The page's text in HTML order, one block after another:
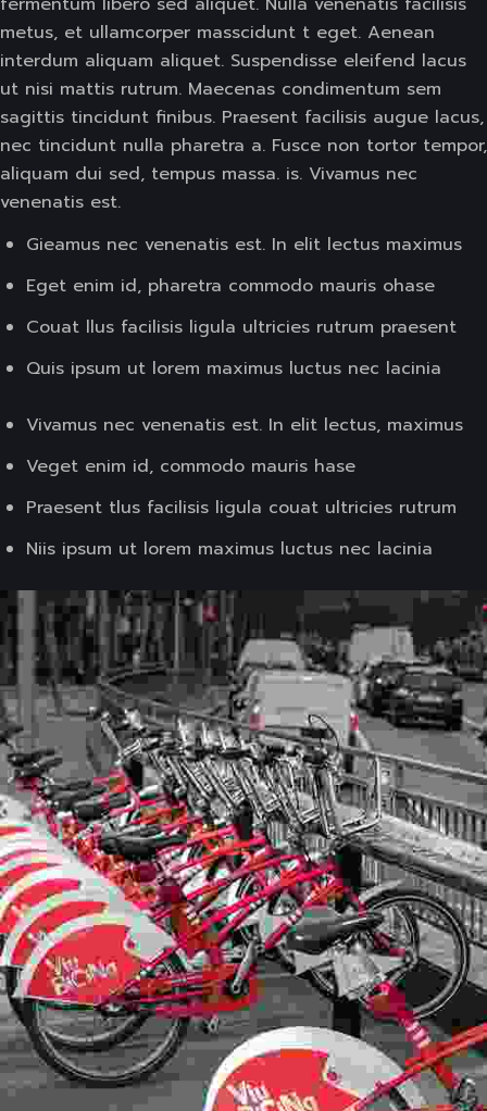
metus, et ullamcorper masscidunt t eget. Aenean
interdum aliquam aliquet. Suspendisse eleifend lacus
ut nisi mattis rutrum. Maecenas condimentum sem
sagittis tincidunt finibus. Praesent facilisis augue lacus,
nec tincidunt nulla pharetra a. Fusce non tortor tempor,
aliquam dui sed, tempus massa. is. Vivamus nec
venenatis est.
Gieamus nec venenatis est. In elit lectus maximus
Eget enim id, pharetra commodo mauris ohase
Couat llus facilisis ligula ultricies rutrum praesent
Quis ipsum ut lorem maximus luctus nec lacinia
Vivamus nec venenatis est. In elit lectus, maximus
Veget enim id, commodo mauris hase
Praesent tlus facilisis ligula couat ultricies rutrum
Niis ipsum ut lorem maximus luctus nec lacinia